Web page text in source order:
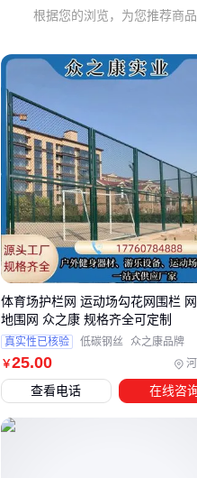
锈。而需要更高安
物理阻隔。
选择围网不能只看
抗风压能力
网孔大于50mm
沿海多风地区
视觉干扰控制
防眩网
通过特
弹性恢复率
优质体育场围网
测试时可以用手掌
否有金属异响。
根据您的浏览，为您推荐商品
￥25.00
体育场护栏网 运动场勾花网围栏
地围网 众之康 规格齐全可定制
真实性已核验 低碳钢丝 众之康品牌
查看电话 在线咨